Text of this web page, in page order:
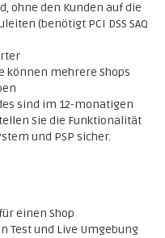
ohne den Kunden auf die
(benötigt PCI DSS SAQ
können mehrere Shops
sind im 12-monatigen
Sie die Funktionalität
und PSP sicher.
einen Shop
Test und Live Umgebung